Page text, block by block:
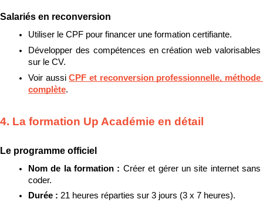
Salariés en reconversion
Utiliser le CPF pour financer une formation certifiante.
Développer des compétences en création web valorisables
sur le CV.
Voir aussi CPF et reconversion professionnelle, méthode
complète.
4. La formation Up Académie en détail
Le programme officiel
Nom de la formation : Créer et gérer un site internet sans
coder.
Durée : 21 heures réparties sur 3 jours (3 x 7 heures).